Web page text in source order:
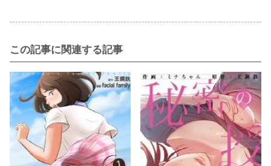
この記事に関連する記事